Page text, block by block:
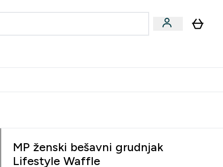
MP ženski bešavni grudnjak
Lifestyle Waffle